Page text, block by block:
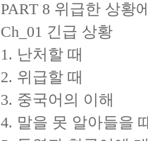
PART 8 위급한 상황
Ch_01 긴급 상황
1. 난처할 때
2. 위급할 때
3. 중국어의 이해
4. 말을 못 알아들을